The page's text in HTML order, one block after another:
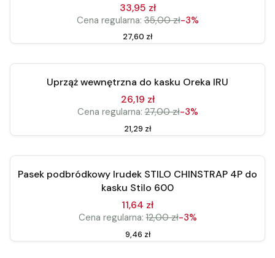
33,95 zł
Cena regularna: 35,00 zł-3%
Cena
27,60 zł
Do koszyka
Uprząż wewnętrzna do kasku Oreka IRU
26,19 zł
Cena regularna: 27,00 zł-3%
Cena
21,29 zł
Okazja
Do koszyka
Pasek podbródkowy Irudek STILO CHINSTRAP 4P do
kasku Stilo 600
11,64 zł
Cena regularna: 12,00 zł-3%
Cena
9,46 zł
Do koszyka